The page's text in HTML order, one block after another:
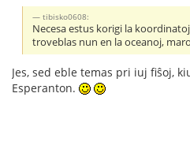
tibisko0608:
Necesa estus korigi la
troveblas nun en la oceanoj,
Jes, sed eble temas pri iuj fiŝoj,
Esperanton.